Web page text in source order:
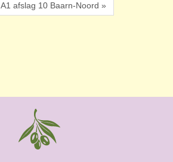
A1 afslag 10 Baarn-Noord »